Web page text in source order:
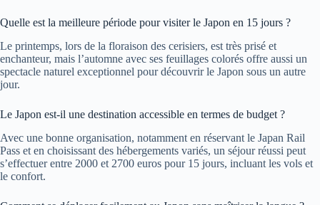
Quelle est la meilleure période pour visiter le Japon en 15 jours ?
Le printemps, lors de la floraison des cerisiers, est très prisé et
enchanteur, mais l’automne avec ses feuillages colorés offre aussi un
spectacle naturel exceptionnel pour découvrir le Japon sous un autre
jour.
Le Japon est-il une destination accessible en termes de budget ?
Avec une bonne organisation, notamment en réservant le Japan Rail
Pass et en choisissant des hébergements variés, un séjour réussi peut
s’effectuer entre 2000 et 2700 euros pour 15 jours, incluant les vols et
le confort.